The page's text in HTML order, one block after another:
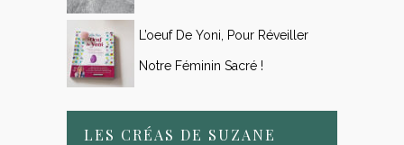
L’oeuf De Yoni, Pour Réveiller
Notre Féminin Sacré !
LES CRÉAS DE SUZANE